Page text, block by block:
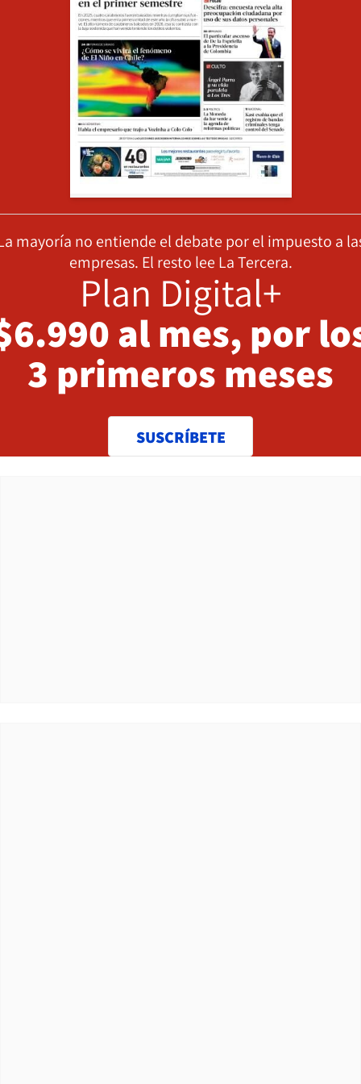
mayoría no entiende el debate por el impuesto a
empresas. El resto lee La Tercera.
Plan Digital+
al mes, por
3 primeros meses
SUSCRÍBETE